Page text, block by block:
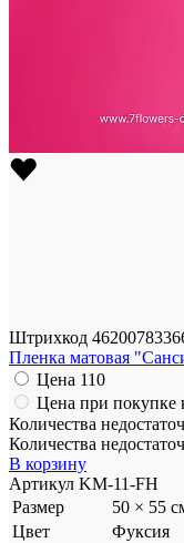
Штрихкод
Пленка матовая
Цена 110
Цена при покупке
Количества
Количества
В корзину
Артикул KM-11-FH
Размер
50 × 55
Цвет
Фуксия